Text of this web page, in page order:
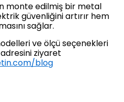
monte edilmiş bir metal
güvenliğini artırır hem
sağlar.
ve ölçü seçenekleri
adresini ziyaret
blog